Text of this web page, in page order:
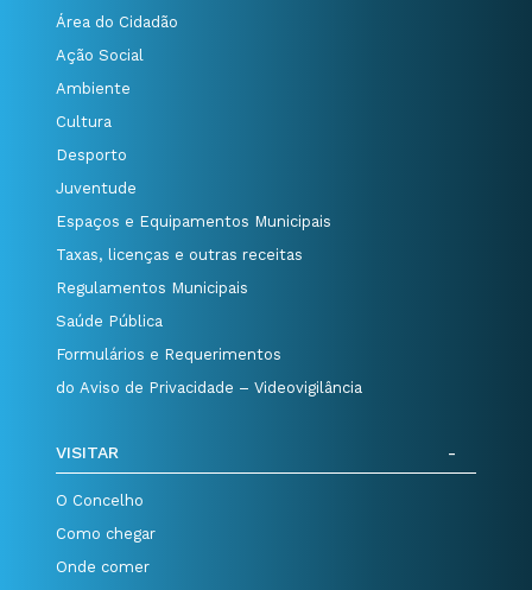
Área do Cidadão
Ação Social
Ambiente
Cultura
Desporto
Juventude
Espaços e Equipamentos Municipais
Taxas, licenças e outras receitas
Regulamentos Municipais
Saúde Pública
Formulários e Requerimentos
do Aviso de Privacidade – Videovigilância
VISITAR
O Concelho
Como chegar
Onde comer